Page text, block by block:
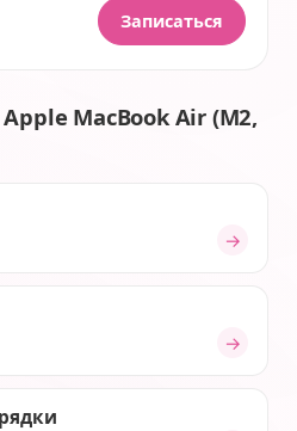
Записаться
MacBook Air (M2,
→
→